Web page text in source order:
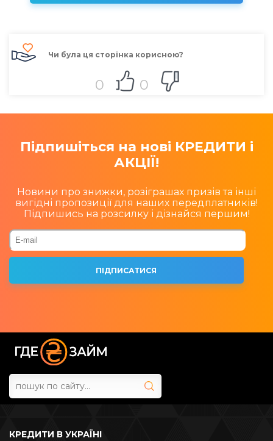
Чи була ця сторінка корисною?
0 0
Підпишіться на нові КРЕДИТИ і
АКЦІЇ!
Новини про знижки, розіграшах призів та інші
вигідні пропозиції для наших передплатників!
Підпишись на розсилку і дізнайся першим!
КРЕДИТИ В УКРАЇНІ